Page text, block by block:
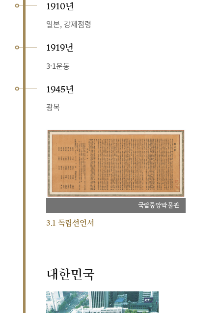
1910년
일본, 강제점령
1919년
3·1운동
1945년
광복
국립중앙박물관
3.1 독립선언서
대한민국